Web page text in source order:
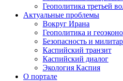
Геополитика третьей
Актуальные проблемы
Вокруг Ирана
Геополитика и
Безопасность и
Каспийский транзит
Каспийский диалог
Экология Каспия
О портале